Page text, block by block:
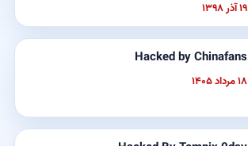
۱۹ آذر ۱۳۹۸
Hacked by Chinafans
۱۸ مرداد ۱۴۰۵